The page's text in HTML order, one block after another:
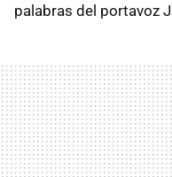
palabras del portavoz